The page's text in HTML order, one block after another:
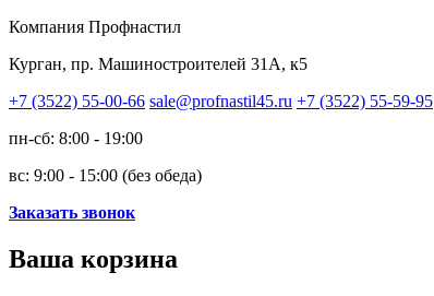
Компания Профнастил
Курган, пр. Машиностроителей 31А, к5
+7 (3522) 55-00-66 sale@profnastil45.ru +7 (3522) 55-59-95
пн-сб: 8:00 - 19:00
вс: 9:00 - 15:00 (без обеда)
Заказать звонок
Ваша корзина